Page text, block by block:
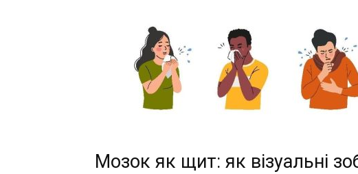
Мозок як щит: як візуальні